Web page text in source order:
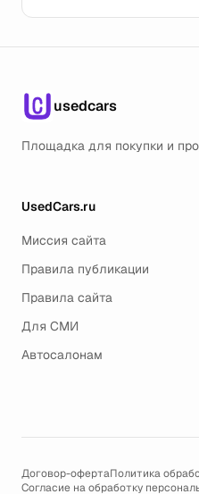
usedcars
Площадка для покупки и
UsedCars.ru
Миссия сайта
Правила публикации
Правила сайта
Для СМИ
Автосалонам
Договор-офертаПолитика
Согласие на обработку